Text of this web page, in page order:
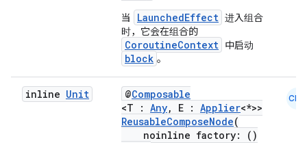
当 LaunchedEffect 进入组合
时，它会在组合的
CoroutineContext 中启动
block 。
inline Unit @Composable
<T : Any, E : Applier<*>>
ReusableComposeNode(
noinline factory: ()
CMN